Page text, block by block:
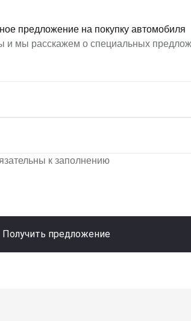
предложение на покупку автомобиля
и мы расскажем о специальных
к заполнению
Получить предложение